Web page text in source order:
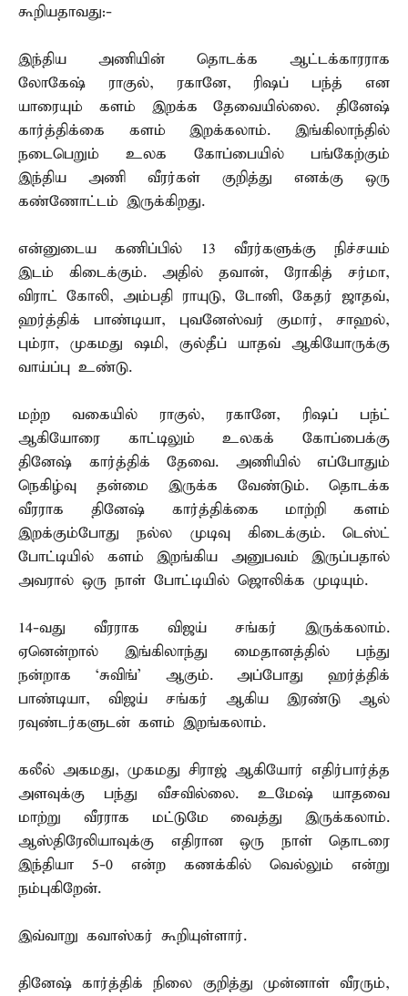
கூறியதாவது:-
இந்திய அணியின் தொடக்க ஆட்டக்காரராக
லோகேஷ் ராகுல், ரகானே, ரிஷப் பந்த் என
யாரையும் களம் இறக்க தேவையில்லை. தினேஷ்
கார்த்திக்கை களம் இறக்கலாம். இங்கிலாந்தில்
நடைபெறும் உலக கோப்பையில் பங்கேற்கும்
இந்திய அணி வீரர்கள் குறித்து எனக்கு ஒரு
கண்ணோட்டம் இருக்கிறது.
என்னுடைய கணிப்பில் 13 வீரர்களுக்கு நிச்சயம்
இடம் கிடைக்கும். அதில் தவான், ரோகித் சர்மா,
விராட் கோலி, அம்பதி ராயுடு, டோனி, கேதர் ஜாதவ்,
ஹர்த்திக் பாண்டியா, புவனேஸ்வர் குமார், சாஹல்,
பும்ரா, முகமது ஷமி, குல்தீப் யாதவ் ஆகியோருக்கு
வாய்ப்பு உண்டு.
மற்ற வகையில் ராகுல், ரகானே, ரிஷப் பந்ட்
ஆகியோரை காட்டிலும் உலகக் கோப்பைக்கு
தினேஷ் கார்த்திக் தேவை. அணியில் எப்போதும்
நெகிழ்வு தன்மை இருக்க வேண்டும். தொடக்க
வீரராக தினேஷ் கார்த்திக்கை மாற்றி களம்
இறக்கும்போது நல்ல முடிவு கிடைக்கும். டெஸ்ட்
போட்டியில் களம் இறங்கிய அனுபவம் இருப்பதால்
அவரால் ஒரு நாள் போட்டியில் ஜொலிக்க முடியும்.
14-வது வீரராக விஜய் சங்கர் இருக்கலாம்.
ஏனென்றால் இங்கிலாந்து மைதானத்தில் பந்து
நன்றாக ‘சுவிங்’ ஆகும். அப்போது ஹர்த்திக்
பாண்டியா, விஜய் சங்கர் ஆகிய இரண்டு ஆல்
ரவுண்டர்களுடன் களம் இறங்கலாம்.
கலீல் அகமது, முகமது சிராஜ் ஆகியோர் எதிர்பார்த்த
அளவுக்கு பந்து வீசவில்லை. உமேஷ் யாதவை
மாற்று வீரராக மட்டுமே வைத்து இருக்கலாம்.
ஆஸ்திரேலியாவுக்கு எதிரான ஒரு நாள் தொடரை
இந்தியா 5-0 என்ற கணக்கில் வெல்லும் என்று
நம்புகிறேன்.
இவ்வாறு கவாஸ்கர் கூறியுள்ளார்.
தினேஷ் கார்த்திக் நிலை குறித்து முன்னாள் வீரரும்,